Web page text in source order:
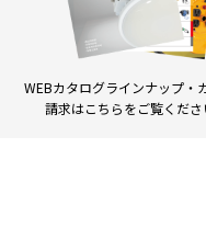
WEBカタログラインナップ・
請求はこちらをご覧くださ